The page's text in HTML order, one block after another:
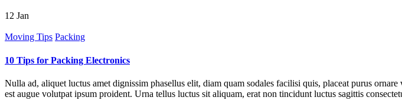
12 Jan
Moving Tips Packing
10 Tips for Packing Electronics
Nulla ad, aliquet luctus amet dignissim phasellus elit, diam quam sodales facilisi quis, placeat purus
est augue volutpat ipsum proident. Urna tellus luctus sit aliquam, erat non tincidunt luctus sagittis